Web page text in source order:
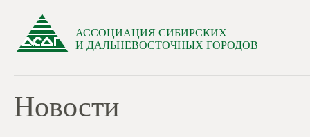
АССОЦИАЦИЯ СИБИРСКИХ
И ДАЛЬНЕВОСТОЧНЫХ ГОРОДОВ
Новости